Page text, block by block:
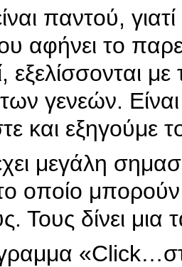
παντού,
αφήνει το
εξελίσσονται
γενεών.
και εξηγούμε
μεγάλη
οποίο
Τους δίνει